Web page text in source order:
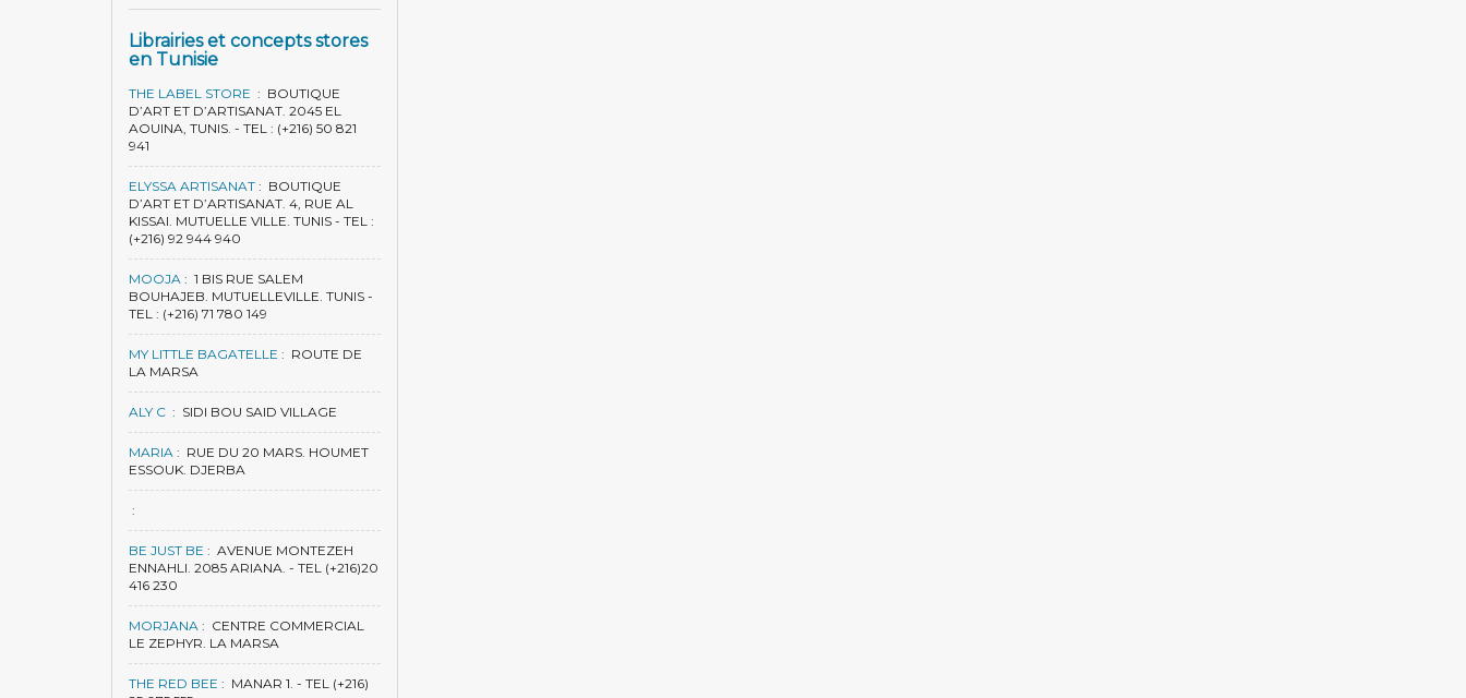
Librairies et concepts stores
en Tunisie
THE LABEL STORE : BOUTIQUE
D’ART ET D’ARTISANAT. 2045 EL
AOUINA, TUNIS. - TEL : (+216) 50 821
941
ELYSSA ARTISANAT : BOUTIQUE
D’ART ET D’ARTISANAT. 4, RUE AL
KISSAI. MUTUELLE VILLE. TUNIS - TEL :
(+216) 92 944 940
MOOJA : 1 BIS RUE SALEM
BOUHAJEB. MUTUELLEVILLE. TUNIS -
TEL : (+216) 71 780 149
MY LITTLE BAGATELLE : ROUTE DE
LA MARSA
ALY C : SIDI BOU SAID VILLAGE
MARIA : RUE DU 20 MARS. HOUMET
ESSOUK. DJERBA
:
BE JUST BE : AVENUE MONTEZEH
ENNAHLI. 2085 ARIANA. - TEL (+216)20
416 230
MORJANA : CENTRE COMMERCIAL
LE ZEPHYR. LA MARSA
THE RED BEE : MANAR 1. - TEL (+216)